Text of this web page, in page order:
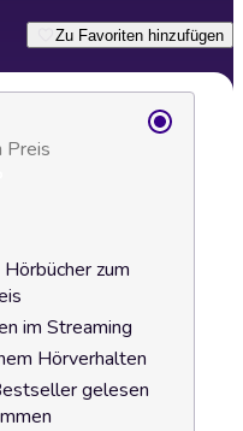
Zu Favoriten hinzufügen
Preis
zum
im Streaming
Hörverhalten
gelesen